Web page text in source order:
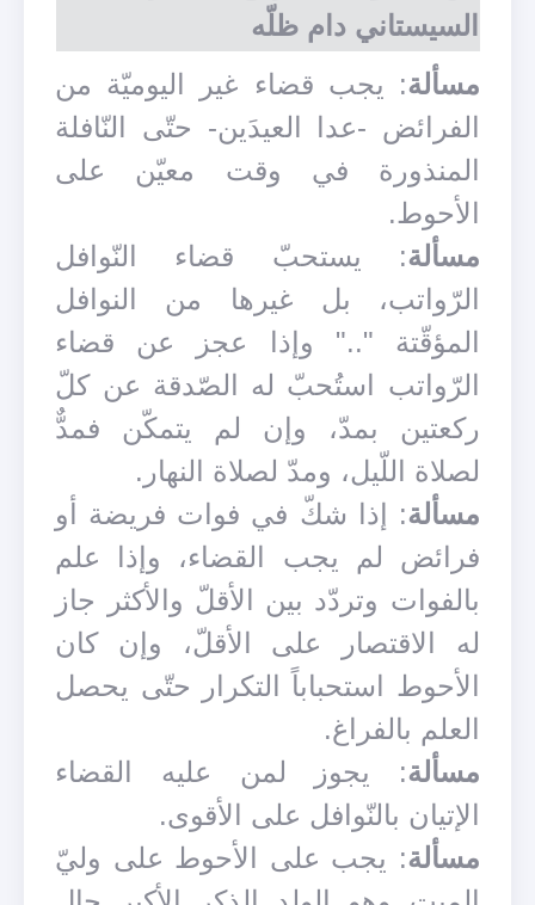
السيستاني دام ظلّه
مسألة: يجب قضاء غير اليوميّة من
الفرائض -عدا العيدَين- حتّى النّافلة
المنذورة في وقت معيّن على
الأحوط.
مسألة: يستحبّ قضاء النّوافل
الرّواتب، بل غيرها من النوافل
المؤقّتة ".." وإذا عجز عن قضاء
الرّواتب استُحبّ له الصّدقة عن كلّ
ركعتين بمدّ، وإن لم يتمكّن فمدٌّ
لصلاة اللّيل، ومدّ لصلاة النهار.
مسألة: إذا شكّ في فوات فريضة أو
فرائض لم يجب القضاء، وإذا علم
بالفوات وتردّد بين الأقلّ والأكثر جاز
له الاقتصار على الأقلّ، وإن كان
الأحوط استحباباً التكرار حتّى يحصل
العلم بالفراغ.
مسألة: يجوز لمن عليه القضاء
الإتيان بالنّوافل على الأقوى.
مسألة: يجب على الأحوط على وليّ